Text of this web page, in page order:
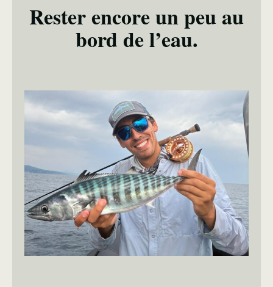
Rester encore un peu au
bord de l’eau.